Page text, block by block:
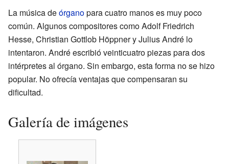
La música deórganopara cuatro manos es muy poco
común. Algunos compositores como Adolf Friedrich
Hesse, Christian Gottlob Höppner y Julius André lo
intentaron. André escribió veinticuatro piezas para dos
intérpretes al órgano. Sin embargo, esta forma no se hizo
popular. No ofrecía ventajas que compensaran su
dificultad.
Galería de imágenes